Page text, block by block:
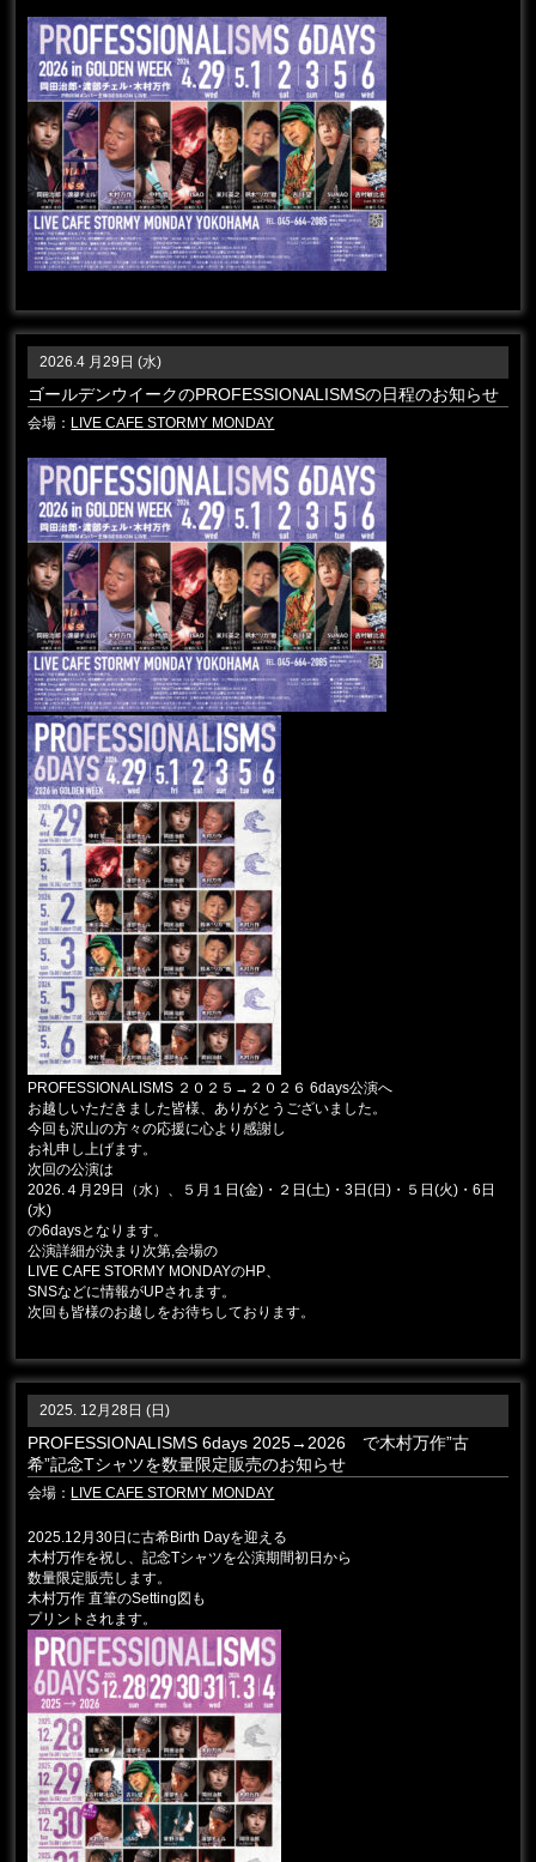
2026.4 月29日 (水)
ゴールデンウイークのPROFESSIONALISMSの日程のお知らせ
会場： LIVE CAFE STORMY MONDAY
PROFESSIONALISMS ２０２５→２０２６ 6days公演へ
お越しいただきました皆様、ありがとうございました。
今回も沢山の方々の応援に心より感謝し
お礼申し上げます。
次回の公演は
2026.４月29日（水）、５月１日(金)・２日(土)・3日(日)・５日(火)・6日
(水)
の6daysとなります。
公演詳細が決まり次第,会場の
LIVE CAFE STORMY MONDAYのHP、
SNSなどに情報がUPされます。
次回も皆様のお越しをお待ちしております。
2025. 12月28日 (日)
PROFESSIONALISMS 6days 2025→2026 で木村万作”古
希”記念Tシャツを数量限定販売のお知らせ
会場： LIVE CAFE STORMY MONDAY
2025.12月30日に古希Birth Dayを迎える
木村万作を祝し、記念Tシャツを公演期間初日から
数量限定販売します。
木村万作 直筆のSetting図も
プリントされます。